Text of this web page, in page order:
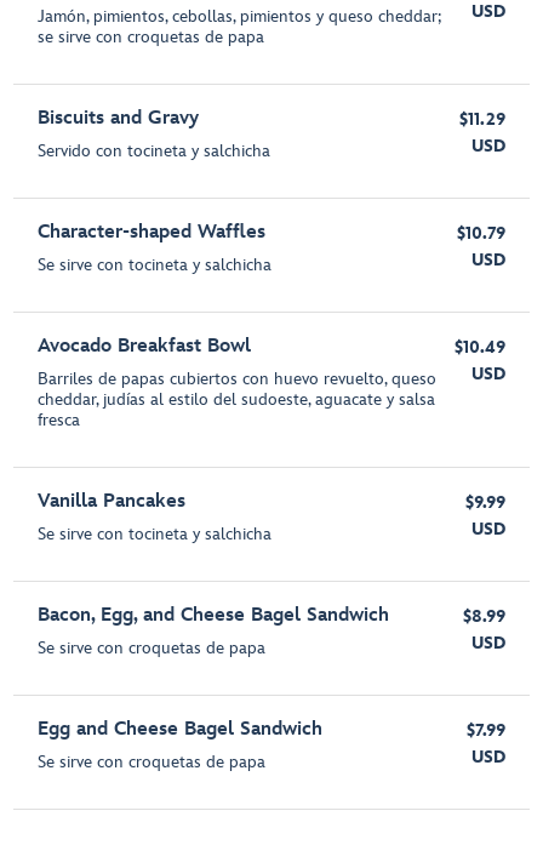
Jamón, pimientos, cebollas, pimientos y queso cheddar;
se sirve con croquetas de papa
USD
Biscuits and Gravy
Servido con tocineta y salchicha
$11.29
USD
Character-shaped Waffles
Se sirve con tocineta y salchicha
$10.79
USD
Avocado Breakfast Bowl
Barriles de papas cubiertos con huevo revuelto, queso
cheddar, judías al estilo del sudoeste, aguacate y salsa
fresca
$10.49
USD
Vanilla Pancakes
Se sirve con tocineta y salchicha
$9.99
USD
Bacon, Egg, and Cheese Bagel Sandwich
Se sirve con croquetas de papa
$8.99
USD
Egg and Cheese Bagel Sandwich
Se sirve con croquetas de papa
$7.99
USD